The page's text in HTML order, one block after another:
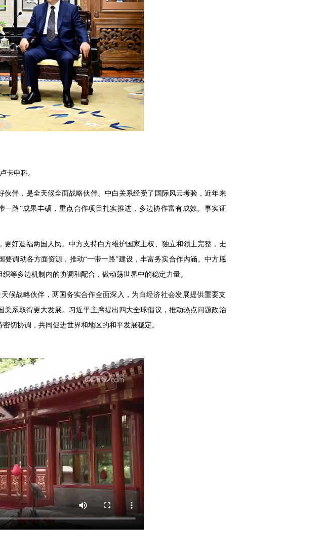
卡申科。
伴，是全天候全面战略伙伴。中白关系经受了国际风云考验，近年来
路”成果丰硕，重点合作项目扎实推进，多边协作富有成效。事实证
好造福两国人民。中方支持白方维护国家主权、独立和领土完整，走
调动各方面资源，推动“一带一路”建设，丰富务实合作内涵。中方愿
等多边机制内的协调和配合，做动荡世界中的稳定力量。
候战略伙伴，两国务实合作全面深入，为白经济社会发展提供重要支
系取得更大发展。习近平主席提出四大全球倡议，推动热点问题政治
切协调，共同促进世界和地区的和平发展稳定。